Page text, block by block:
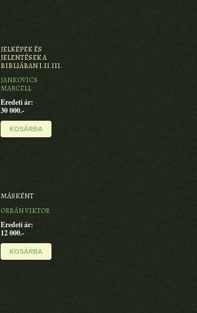
JELKÉPEK ÉS
JELENTÉSEK A
BIBLIÁBAN I.II.III.
JANKOVICS
MARCELL
Eredeti ár:
30 000.-
KOSÁRBA
MÁSKÉNT
ORBÁN VIKTOR
Eredeti ár:
12 000.-
KOSÁRBA